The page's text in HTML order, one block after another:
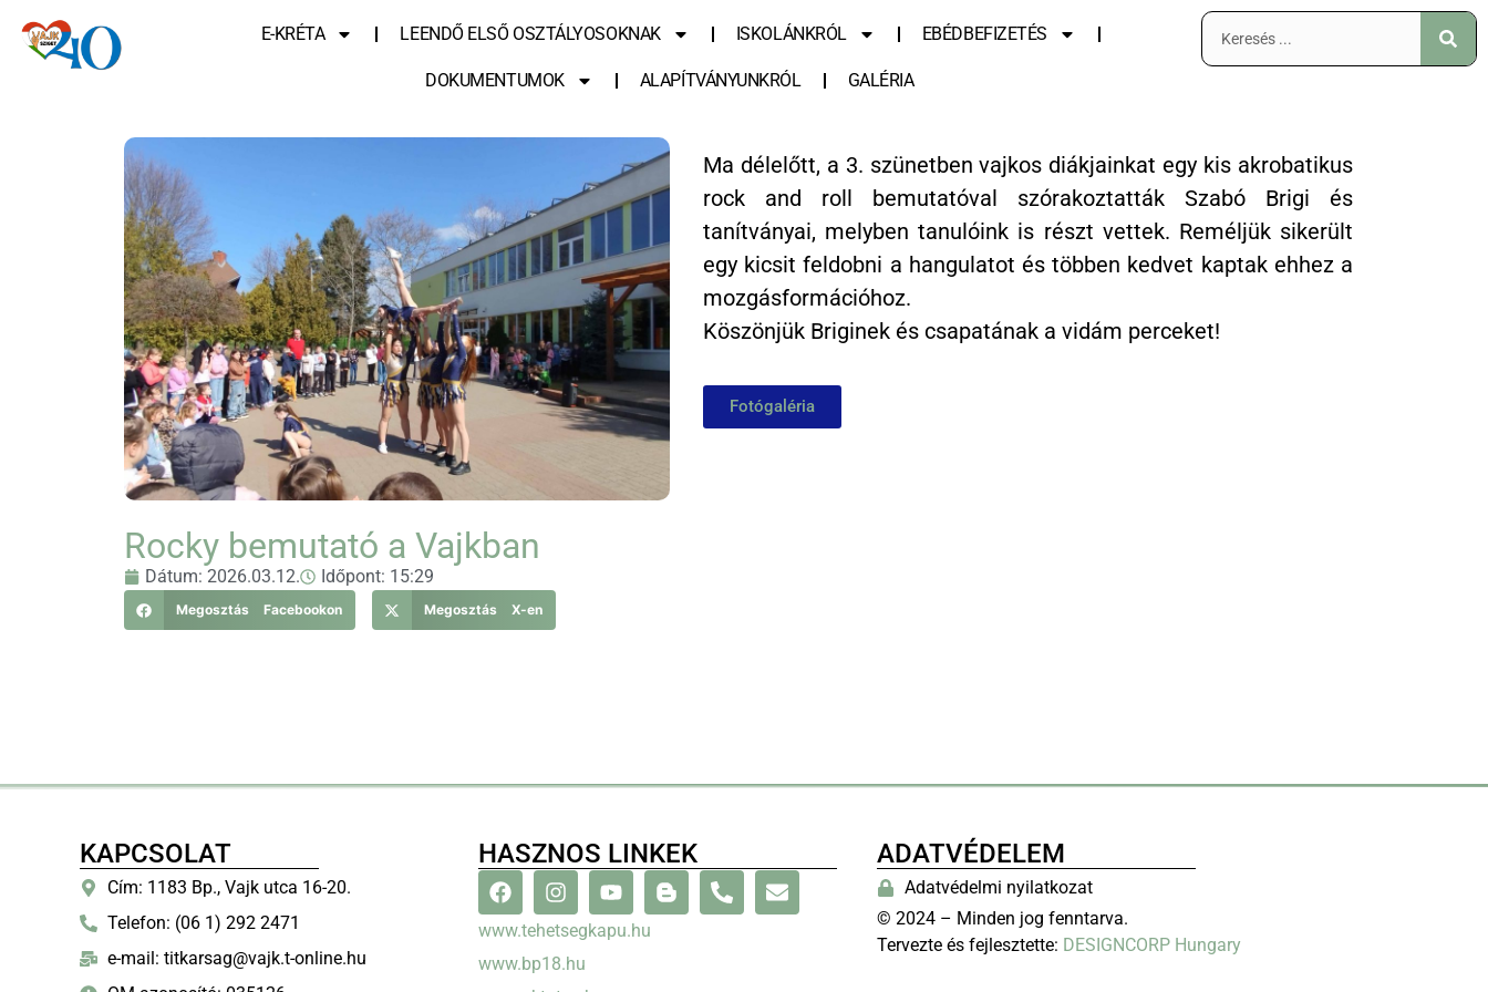
E-KRÉTA LEENDŐ ELSŐ OSZTÁLYOSOKNAK ISKOLÁNKRÓL EBÉDBEFIZETÉS
DOKUMENTUMOK ALAPÍTVÁNYUNKRÓL GALÉRIA
Rocky bemutató a Vajkban
Dátum: 2026.03.12. Időpont: 15:29
Megosztás Facebookon Megosztás X-en
Ma délelőtt, a 3. szünetben vajkos diákjainkat egy kis akrobatikus
rock and roll bemutatóval szórakoztatták Szabó Brigi és
tanítványai, melyben tanulóink is részt vettek. Reméljük sikerült
egy kicsit feldobni a hangulatot és többen kedvet kaptak ehhez a
mozgásformációhoz.
Köszönjük Briginek és csapatának a vidám perceket!
Fotógaléria
KAPCSOLAT
Cím: 1183 Bp., Vajk utca 16-20.
Telefon: (06 1) 292 2471
e-mail: titkarsag@vajk.t-online.hu
HASZNOS LINKEK
www.tehetsegkapu.hu
www.bp18.hu
ADATVÉDELEM
Adatvédelmi nyilatkozat
© 2024 – Minden jog fenntarva.
Tervezte és fejlesztette: DESIGNCORP Hungary